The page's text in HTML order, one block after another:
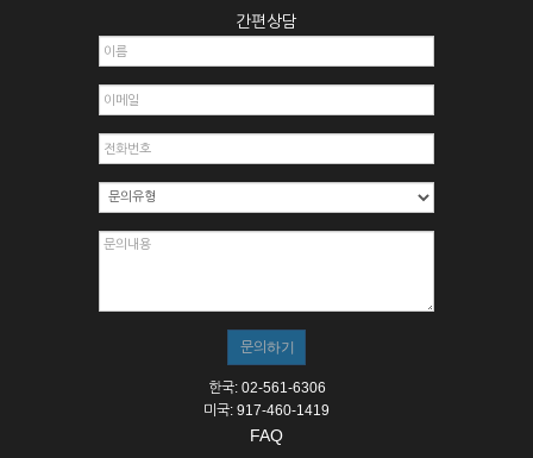
간편상담
한국: 02-561-6306
미국: 917-460-1419
FAQ